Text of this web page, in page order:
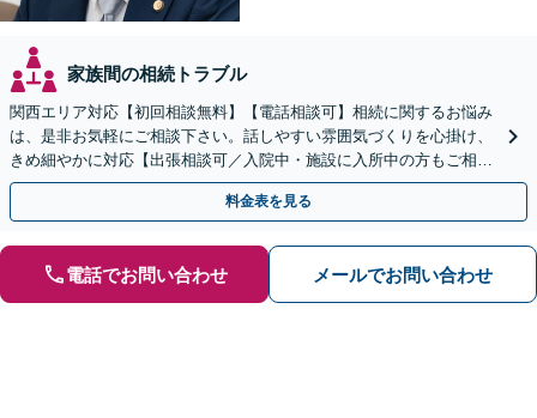
家族間の相続トラブル
関西エリア対応【初回相談無料】【電話相談可】相続に関するお悩み
は、是非お気軽にご相談下さい。話しやすい雰囲気づくりを心掛け、
きめ細やかに対応【出張相談可／入院中・施設に入所中の方もご相談
ください】【車いす利用可】
料金表を見る
電話でお問い合わせ メールでお問い合わせ